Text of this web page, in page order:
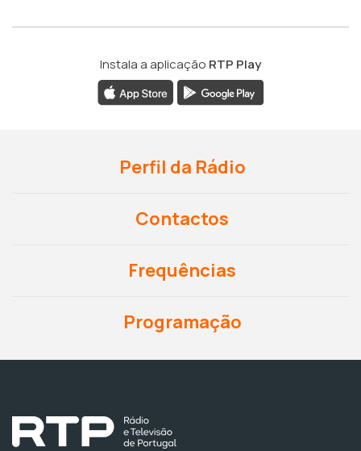
Instala a aplicação RTP Play
Perfil da Rádio
Contactos
Frequências
Programação